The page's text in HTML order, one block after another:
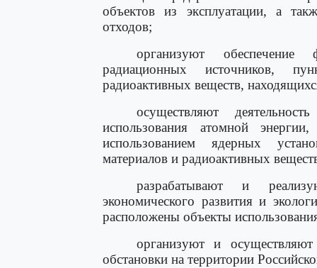
объектов из эксплуатации, а
отходов;
организуют
радиационных источников,
радиоактивных веществ,
осуществляют
использования атомной
использованием ядерных
материалов и радиоактивных
разрабатывают и
экономического развития и
расположены объекты
организуют и
обстановки на территории